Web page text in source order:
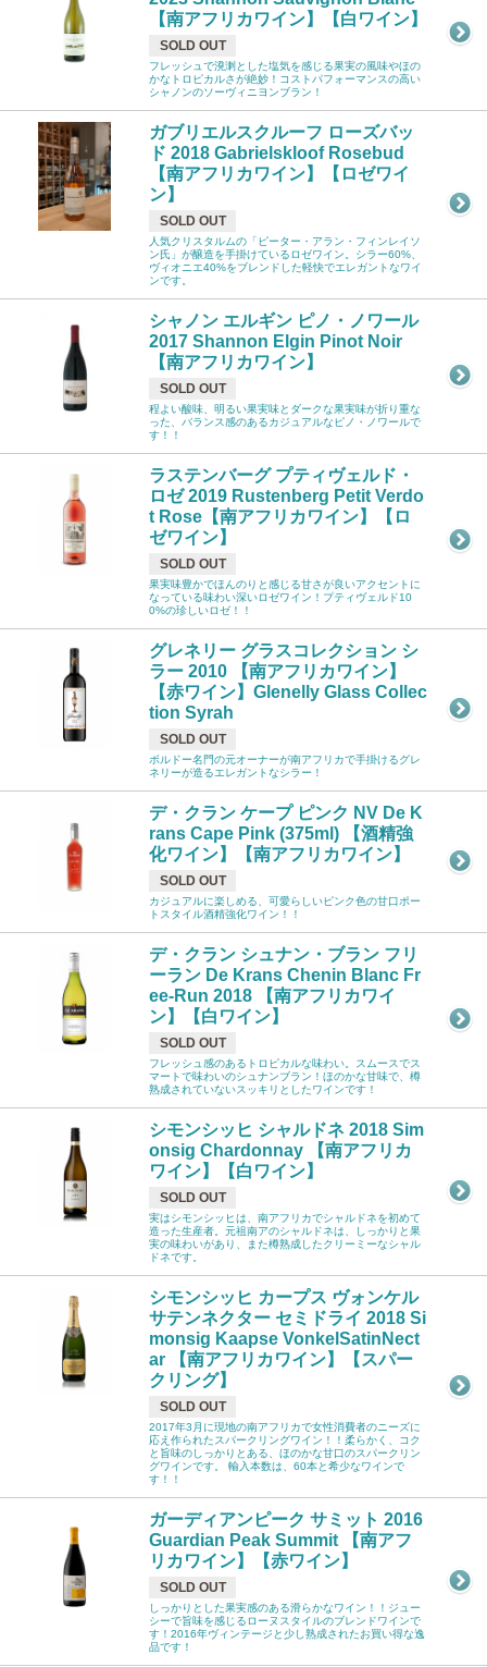
【南アフリカワイン】【白ワイン】
SOLD OUT
フレッシュで溌溂とした塩気を感じる果実の風味やほの
かなトロピカルさが絶妙！コストパフォーマンスの高い
シャノンのソーヴィニヨンブラン！
ガブリエルスクルーフ ローズバッ
ド 2018 Gabrielskloof Rosebud
【南アフリカワイン】【ロゼワイ
ン】
SOLD OUT
人気クリスタルムの「ピーター・アラン・フィンレイソ
ン氏」が醸造を手掛けているロゼワイン。シラー60%、
ヴィオニエ40%をブレンドした軽快でエレガントなワイ
ンです。
シャノン エルギン ピノ・ノワール
2017 Shannon Elgin Pinot Noir
【南アフリカワイン】
SOLD OUT
程よい酸味、明るい果実味とダークな果実味が折り重な
った、バランス感のあるカジュアルなピノ・ノワールで
す！！
ラステンバーグ プティヴェルド・
ロゼ 2019 Rustenberg Petit Verdo
t Rose【南アフリカワイン】【ロ
ゼワイン】
SOLD OUT
果実味豊かでほんのりと感じる甘さが良いアクセントに
なっている味わい深いロゼワイン！プティヴェルド10
0%の珍しいロゼ！！
グレネリー グラスコレクション シ
ラー 2010 【南アフリカワイン】
【赤ワイン】Glenelly Glass Collec
tion Syrah
SOLD OUT
ボルドー名門の元オーナーが南アフリカで手掛けるグレ
ネリーが造るエレガントなシラー！
デ・クラン ケープ ピンク NV De K
rans Cape Pink (375ml) 【酒精強
化ワイン】【南アフリカワイン】
SOLD OUT
カジュアルに楽しめる、可愛らしいピンク色の甘口ポー
トスタイル酒精強化ワイン！！
デ・クラン シュナン・ブラン フリ
ーラン De Krans Chenin Blanc Fr
ee-Run 2018 【南アフリカワイ
ン】【白ワイン】
SOLD OUT
フレッシュ感のあるトロピカルな味わい。スムースでス
マートで味わいのシュナンブラン！ほのかな甘味で、樽
熟成されていないスッキリとしたワインです！
シモンシッヒ シャルドネ 2018 Sim
onsig Chardonnay 【南アフリカ
ワイン】【白ワイン】
SOLD OUT
実はシモンシッヒは、南アフリカでシャルドネを初めて
造った生産者。元祖南アのシャルドネは、しっかりと果
実の味わいがあり、また樽熟成したクリーミーなシャル
ドネです。
シモンシッヒ カープス ヴォンケル
サテンネクター セミドライ 2018 Si
monsig Kaapse VonkelSatinNect
ar 【南アフリカワイン】【スパー
クリング】
SOLD OUT
2017年3月に現地の南アフリカで女性消費者のニーズに
応え作られたスパークリングワイン！！柔らかく、コク
と旨味のしっかりとある、ほのかな甘口のスパークリン
グワインです。 輸入本数は、60本と希少なワインで
す！！
ガーディアンピーク サミット 2016
Guardian Peak Summit 【南アフ
リカワイン】【赤ワイン】
SOLD OUT
しっかりとした果実感のある滑らかなワイン！！ジュー
シーで旨味を感じるローヌスタイルのブレンドワインで
す！2016年ヴィンテージと少し熟成されたお買い得な逸
品です！